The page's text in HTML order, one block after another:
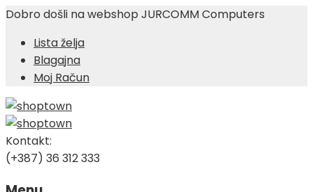
Dobro došli na webshop JURCOMM Computers
Lista želja
Blagajna
Moj Račun
Kontakt:
(+387) 36 312 333